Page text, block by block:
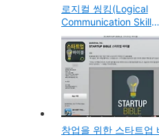
로지컬 씽킹(Logical
Communication Skill
Training), 맥킨지식 논
적 사고와 구성의 기술
창업을 위한 스타트업